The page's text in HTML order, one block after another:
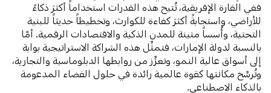
ففي القارة الإفريقية، تُتيح هذه القدرات استخداماً أكثرَ ذكاءً
للأراضي، واستجابةً أكثرَ كفاءة للكوارث، وتخطيطاً حديثاً للبنية
التحتية، وأُسساً متينة للمدن الذكية والاقتصادات الرقمية. أمّا
بالنسبة لدولة الإمارات، فتمثِّل هذه الشراكة الاستراتيجية بوابة
إلى أسواق عالية النمو، وتعزِّز من روابطها الدبلوماسية والتجارية،
وتُرسِّخ مكانتها كقوة عالمية رائدة في حلول الفضاء المدعومة
بالذكاء الاصطناعي.